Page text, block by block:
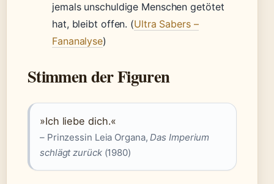
jemals unschuldige Menschen getötet
hat, bleibt offen. (Ultra Sabers –
Fananalyse)
Stimmen der Figuren
»Ich liebe dich.«
– Prinzessin Leia Organa,Das Imperium
schlägt zurück(1980)